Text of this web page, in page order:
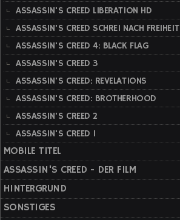
ASSASSIN'S CREED LIBERATION HD
ASSASSIN'S CREED SCHREI NACH FREIHEIT
ASSASSIN'S CREED 4: BLACK FLAG
ASSASSIN'S CREED 3
ASSASSIN'S CREED: REVELATIONS
ASSASSIN'S CREED: BROTHERHOOD
ASSASSIN'S CREED 2
ASSASSIN'S CREED 1
MOBILE TITEL
ASSASSIN'S CREED - DER FILM
HINTERGRUND
SONSTIGES